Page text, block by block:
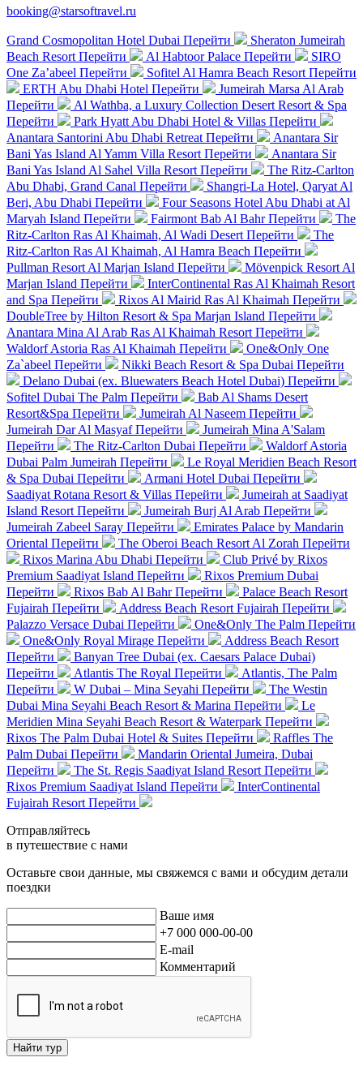
booking@starsoftravel.ru
Grand Cosmopolitan Hotel Dubai Перейти
Sheraton Jumeirah
Beach Resort Перейти Al Habtoor Palace Перейти
SIRO
One Za’abeel Перейти Sofitel Al Hamra Beach Resort Перейти
ERTH Abu Dhabi Hotel Перейти
Jumeirah Marsa Al Arab
Перейти
Al Wathba, a Luxury Collection Desert Resort & Spa
Перейти
Park Hyatt Abu Dhabi Hotel & Villas Перейти
Anantara Santorini Abu Dhabi Retreat Перейти
Anantara Sir
Bani Yas Island Al Yamm Villa Resort Перейти
Anantara Sir
Bani Yas Island Al Sahel Villa Resort Перейти
The Ritz-Carlton
Abu Dhabi, Grand Canal Перейти
Shangri-La Hotel, Qaryat Al
Beri, Abu Dhabi Перейти
Four Seasons Hotel Abu Dhabi at Al
Maryah Island Перейти Fairmont Bab Al Bahr Перейти
The
Ritz-Carlton Ras Al Khaimah, Al Wadi Desert Перейти
The
Ritz-Carlton Ras Al Khaimah, Al Hamra Beach Перейти
Pullman Resort Al Marjan Island Перейти
Mövenpick Resort Al
Marjan Island Перейти
InterContinental Ras Al Khaimah Resort
and Spa Перейти Rixos Al Mairid Ras Al Khaimah Перейти
DoubleTree by Hilton Resort & Spa Marjan Island Перейти
Anantara Mina Al Arab Ras Al Khaimah Resort Перейти
Waldorf Astoria Ras Al Khaimah Перейти
One&Only One
Za`abeel Перейти Nikki Beach Resort & Spa Dubai Перейти
Delano Dubai (ex. Bluewaters Beach Hotel Dubai) Перейти
Sofitel Dubai The Palm Перейти
Bab Al Shams Desert
Resort&Spa Перейти Jumeirah Al Naseem Перейти
Jumeirah Dar Al Masyaf Перейти
Jumeirah Mina A'Salam
Перейти
The Ritz-Carlton Dubai Перейти
Waldorf Astoria
Dubai Palm Jumeirah Перейти
Le Royal Meridien Beach Resort
& Spa Dubai Перейти Armani Hotel Dubai Перейти
Saadiyat Rotana Resort & Villas Перейти
Jumeirah at Saadiyat
Island Resort Перейти Jumeirah Burj Al Arab Перейти
Jumeirah Zabeel Saray Перейти
Emirates Palace by Mandarin
Oriental Перейти The Oberoi Beach Resort Al Zorah Перейти
Rixos Marina Abu Dhabi Перейти
Club Privé by Rixos
Premium Saadiyat Island Перейти
Rixos Premium Dubai
Перейти
Rixos Bab Al Bahr Перейти
Palace Beach Resort
Fujairah Перейти Address Beach Resort Fujairah Перейти
Palazzo Versace Dubai Перейти One&Only The Palm Перейти
One&Only Royal Mirage Перейти
Address Beach Resort
Перейти
Banyan Tree Dubai (ex. Caesars Palace Dubai)
Перейти
Atlantis The Royal Перейти
Atlantis, The Palm
Перейти
W Dubai – Mina Seyahi Перейти
The Westin
Dubai Mina Seyahi Beach Resort & Marina Перейти
Le
Meridien Mina Seyahi Beach Resort & Waterpark Перейти
Rixos The Palm Dubai Hotel & Suites Перейти
Raffles The
Palm Dubai Перейти
Mandarin Oriental Jumeira, Dubai
Перейти
The St. Regis Saadiyat Island Resort Перейти
Rixos Premium Saadiyat Island Перейти
InterContinental
Fujairah Resort Перейти
Отправляйтесь
в путешествие с нами
Оставьте свои данные, мы свяжемся с вами и обсудим детали
поездки
Ваше имя
+7 000 000-00-00
E-mail
Комментарий
Найти тур